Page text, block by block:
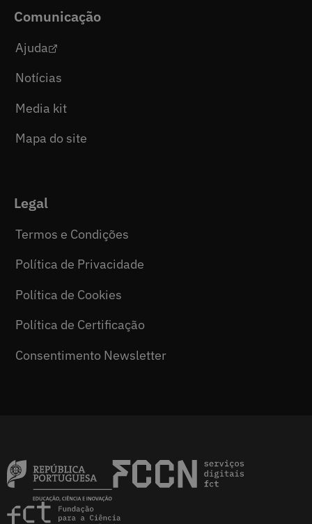
Comunicação
Ajuda
Notícias
Media kit
Mapa do site
Legal
Termos e Condições
Política de Privacidade
Política de Cookies
Política de Certificação
Consentimento Newsletter